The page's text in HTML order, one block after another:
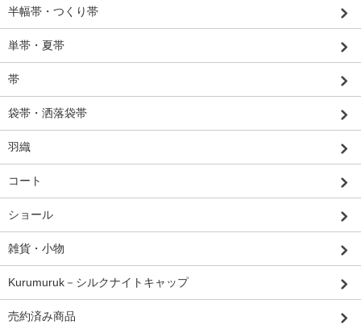
半幅帯・つくり帯
単帯・夏帯
帯
袋帯・洒落袋帯
羽織
コート
ショール
雑貨・小物
Kurumuruk－シルクナイトキャップ
売約済み商品